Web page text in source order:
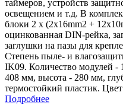
таймеров, устройств
освещением и т.д. В
блоки 2 x (2x16mm2 +
оцинкованная DIN-рейка,
заглушки на пазы для
Степень пыле- и
IK09. Количество модулей
408 мм, высота - 280 мм,
термостойкий пластик.
Подробнее